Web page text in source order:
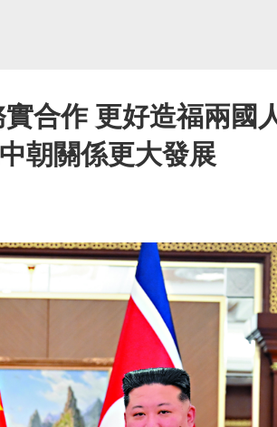
合作 更好造福兩國
朝關係更大發展